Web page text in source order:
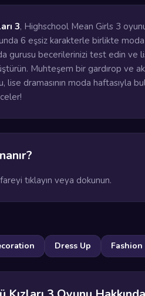
3, Highschool Mean Girls 3
6 eşsiz karakterle birlikte moda
gurusu becerilerinizi test edin ve
Muhteşem bir gardırop ve
lise dramasının moda haftasıyla
tıklayın veya dokunun.
Dress Up Fashion